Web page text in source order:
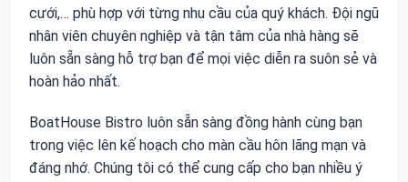
cưới,… phù hợp với từng nhu cầu của quý khách. Đội ngũ
nhân viên chuyên nghiệp và tận tâm của nhà hàng sẽ
luôn sẵn sàng hỗ trợ bạn để mọi việc diễn ra suôn sẻ và
hoàn hảo nhất.
BoatHouse Bistro luôn sẵn sàng đồng hành cùng bạn
trong việc lên kế hoạch cho màn cầu hôn lãng mạn và
đáng nhớ. Chúng tôi có thể cung cấp cho bạn nhiều ý